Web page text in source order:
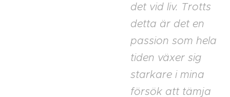
det vid liv. Trotts
detta är det en
passion som hela
tiden växer sig
starkare i mina
försök att tämja